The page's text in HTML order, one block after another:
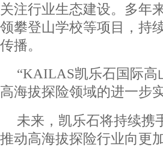
关注行业生态建设。多年
领攀登山学校等项目，持
传播。
“KAILAS凯乐石国际高
高海拔探险领域的进一步实
未来，凯乐石将持续携
推动高海拔探险行业向更